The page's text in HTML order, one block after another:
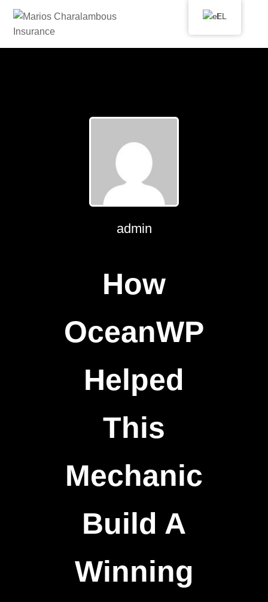
admin
How
OceanWP
Helped
This
Mechanic
Build A
Winning
EL